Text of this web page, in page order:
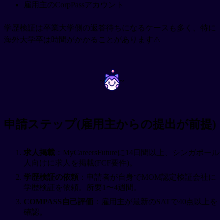
雇用主のCorpPassアカウント
学歴検証は卒業大学側の返答待ちになるケースも多く、特に
海外大学卒は時間がかかることがあります⚠️
~ ~
申請ステップ(雇用主からの提出が前提)
求人掲載 ：MyCareersFutureに14日間以上、シンガポール
人向けに求人を掲載(FCF要件)。
学歴検証の依頼 ：申請者が自身でMOM認定検証会社に
学歴検証を依頼。所要1〜4週間。
COMPASS自己評価 ：雇用主が最新のSATで40点以上を
確認。